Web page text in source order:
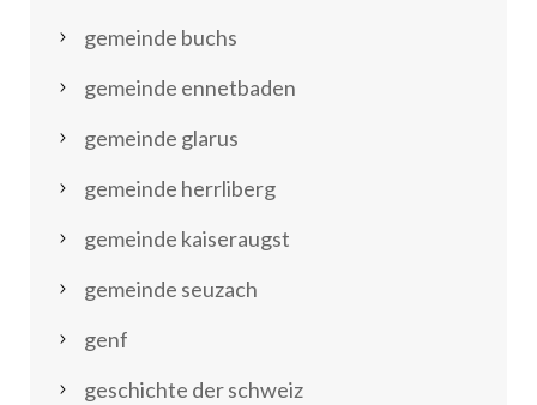
gemeinde buchs
gemeinde ennetbaden
gemeinde glarus
gemeinde herrliberg
gemeinde kaiseraugst
gemeinde seuzach
genf
geschichte der schweiz